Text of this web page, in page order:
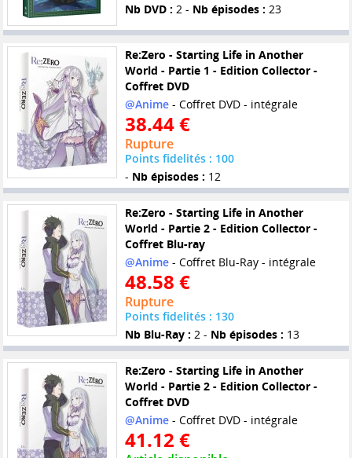
Nb DVD : 2 - Nb épisodes : 23
Re:Zero - Starting Life in Another
World - Partie 1 - Edition Collector -
Coffret DVD
@Anime- Coffret DVD - intégrale
38.44 €
Rupture
Points fidelités : 100
- Nb épisodes : 12
Re:Zero - Starting Life in Another
World - Partie 2 - Edition Collector -
Coffret Blu-ray
@Anime- Coffret Blu-Ray - intégrale
48.58 €
Rupture
Points fidelités : 130
Nb Blu-Ray : 2 - Nb épisodes : 13
Re:Zero - Starting Life in Another
World - Partie 2 - Edition Collector -
Coffret DVD
@Anime- Coffret DVD - intégrale
41.12 €